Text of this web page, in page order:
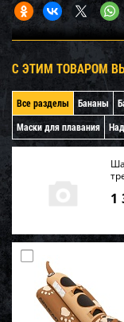
С ЭТИМ ТОВАРОМ
Все разделы Бананы
Маски для плавания
1